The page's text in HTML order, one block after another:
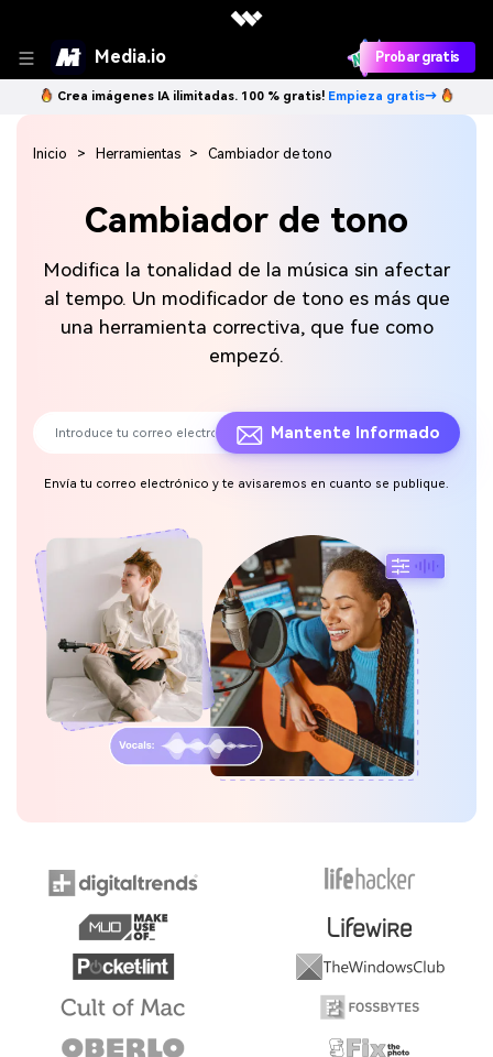
Media.io Probar gratis
Crea imágenes IA ilimitadas. 100 % gratis! Empieza gratis→
Cambiador de tono
Modifica la tonalidad de la música sin afectar
al tempo. Un modificador de tono es más que
una herramienta correctiva, que fue como
empezó.
Mantente Informado
Envía tu correo electrónico y te avisaremos en cuanto se publique.
Inicio Herramientas Cambiador de tono